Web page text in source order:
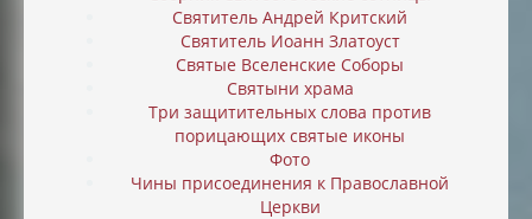
Святитель Андрей Критский
Святитель Иоанн Златоуст
Святые Вселенские Соборы
Святыни храма
Три защитительных слова против
порицающих святые иконы
Фото
Чины присоединения к Православной
Церкви